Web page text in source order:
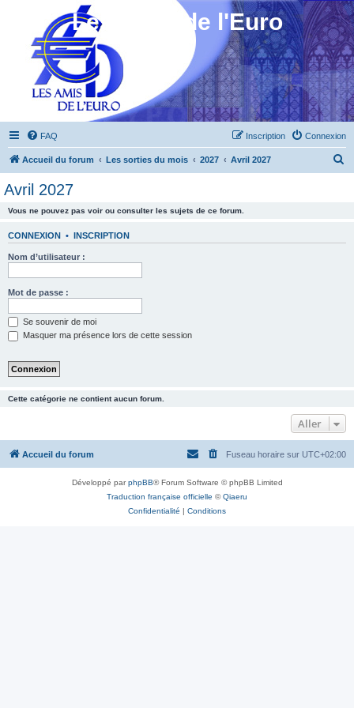
Les Amis de l'Euro
FAQ Connexion
Inscription
Accueil du forum Les sorties du mois 2027 Avril 2027
Avril 2027
Vous ne pouvez pas voir ou consulter les sujets de ce forum.
CONNEXION • INSCRIPTION
Nom d’utilisateur :
Mot de passe :
Se souvenir de moi
Masquer ma présence lors de cette session
Cette catégorie ne contient aucun forum.
Aller
Accueil du forum Fuseau horaire sur UTC+02:00
Développé parphpBB® Forum Software © phpBB Limited
Traduction française officielle ©Qiaeru
Confidentialité | Conditions